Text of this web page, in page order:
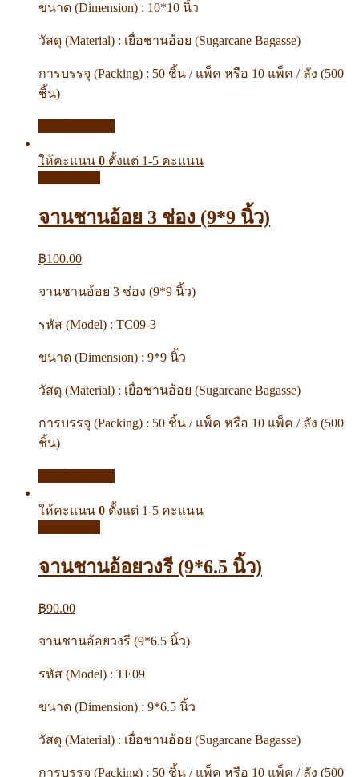
ขนาด (Dimension) : 10*10 นิ้ว
วัสดุ (Material) : เยื่อชานอ้อย (Sugarcane Bagasse)
การบรรจุ (Packing) : 50 ชิ้น / แพ็ค หรือ 10 แพ็ค / ลัง (500
ชิ้น)
ให้คะแนน 0 ตั้งแต่ 1-5 คะแนน
จานชานอ้อย 3 ช่อง (9*9 นิ้ว)
฿100.00
จานชานอ้อย 3 ช่อง (9*9 นิ้ว)
รหัส (Model) : TC09-3
ขนาด (Dimension) : 9*9 นิ้ว
วัสดุ (Material) : เยื่อชานอ้อย (Sugarcane Bagasse)
การบรรจุ (Packing) : 50 ชิ้น / แพ็ค หรือ 10 แพ็ค / ลัง (500
ชิ้น)
ให้คะแนน 0 ตั้งแต่ 1-5 คะแนน
จานชานอ้อยวงรี (9*6.5 นิ้ว)
฿90.00
จานชานอ้อยวงรี (9*6.5 นิ้ว)
รหัส (Model) : TE09
ขนาด (Dimension) : 9*6.5 นิ้ว
วัสดุ (Material) : เยื่อชานอ้อย (Sugarcane Bagasse)
การบรรจุ (Packing) : 50 ชิ้น / แพ็ค หรือ 10 แพ็ค / ลัง (500